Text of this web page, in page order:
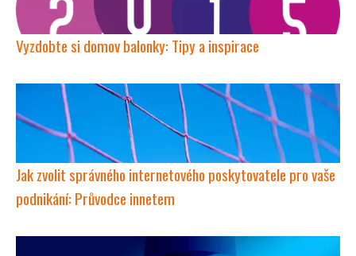
Vyzdobte si domov balonky: Tipy a inspirace
Jak zvolit správného internetového poskytovatele pro vaše
podnikání: Průvodce innetem